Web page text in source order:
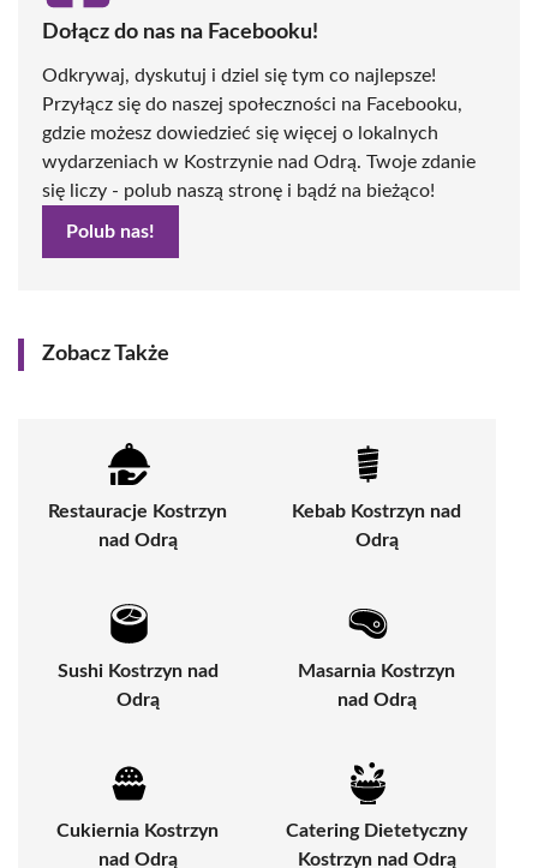
Dołącz do nas na Facebooku!
Odkrywaj, dyskutuj i dziel się tym co najlepsze!
Przyłącz się do naszej społeczności na Facebooku,
gdzie możesz dowiedzieć się więcej o lokalnych
wydarzeniach w Kostrzynie nad Odrą. Twoje zdanie
się liczy - polub naszą stronę i bądź na bieżąco!
Polub nas!
Zobacz Także
Restauracje Kostrzyn
nad Odrą
Kebab Kostrzyn nad
Odrą
Sushi Kostrzyn nad
Odrą
Masarnia Kostrzyn
nad Odrą
Cukiernia Kostrzyn
nad Odrą
Catering Dietetyczny
Kostrzyn nad Odrą